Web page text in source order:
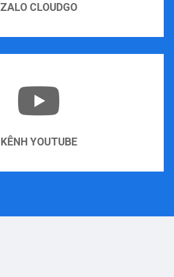
ZALO CLOUDGO
KÊNH YOUTUBE